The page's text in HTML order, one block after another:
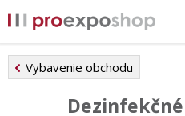
Vybavenie obchodu